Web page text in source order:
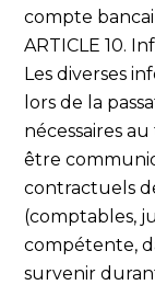
compte
ARTICLE 10.
Les diverses
lors de la
nécessaires
être
contractuels
(comptables,
compétente,
survenir